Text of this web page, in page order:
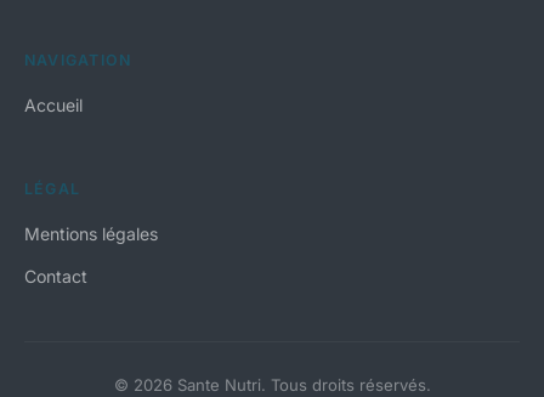
NAVIGATION
Accueil
LÉGAL
Mentions légales
Contact
© 2026 Sante Nutri. Tous droits réservés.